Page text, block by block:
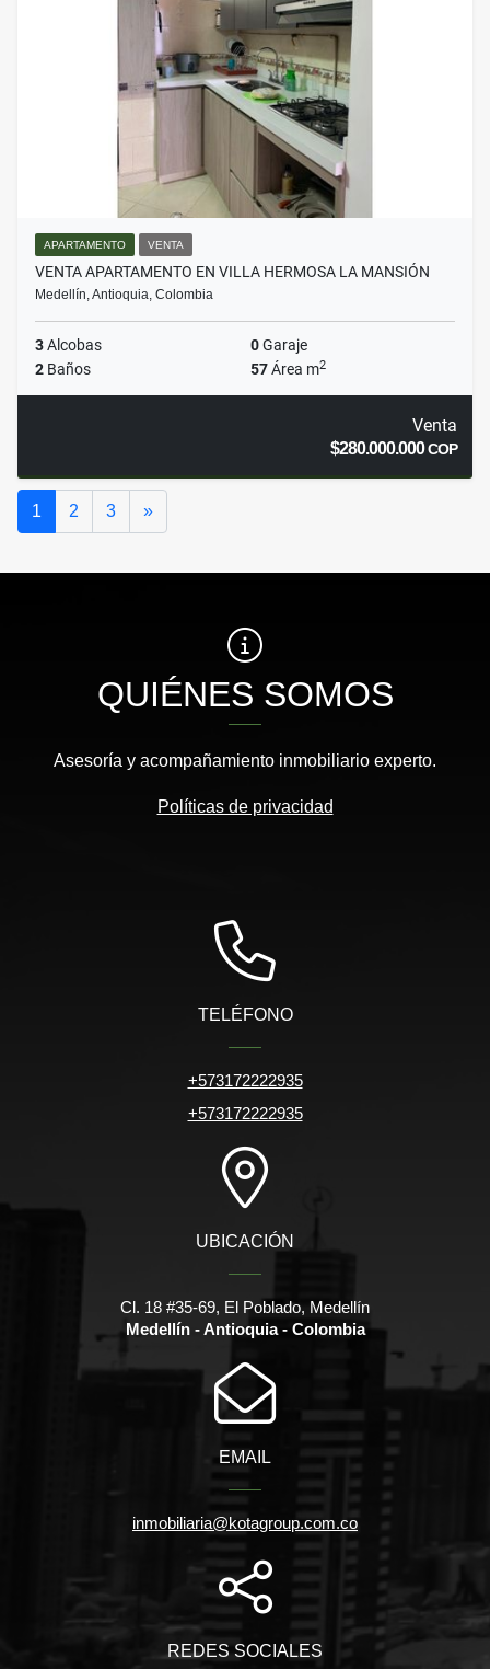
APARTAMENTO VENTA
VENTA APARTAMENTO EN VILLA HERMOSA LA MANSIÓN
Medellín, Antioquia, Colombia
3Alcobas 0Garaje
2 Baños 57Área m2
Venta
$280.000.000COP
1 2 3 »Siguiente
QUIÉNES SOMOS
Asesoría y acompañamiento inmobiliario experto.
Políticas de privacidad
TELÉFONO
+573172222935
+573172222935
UBICACIÓN
Cl. 18 #35-69, El Poblado, Medellín
Medellín - Antioquia - Colombia
EMAIL
inmobiliaria@kotagroup.com.co
REDES SOCIALES